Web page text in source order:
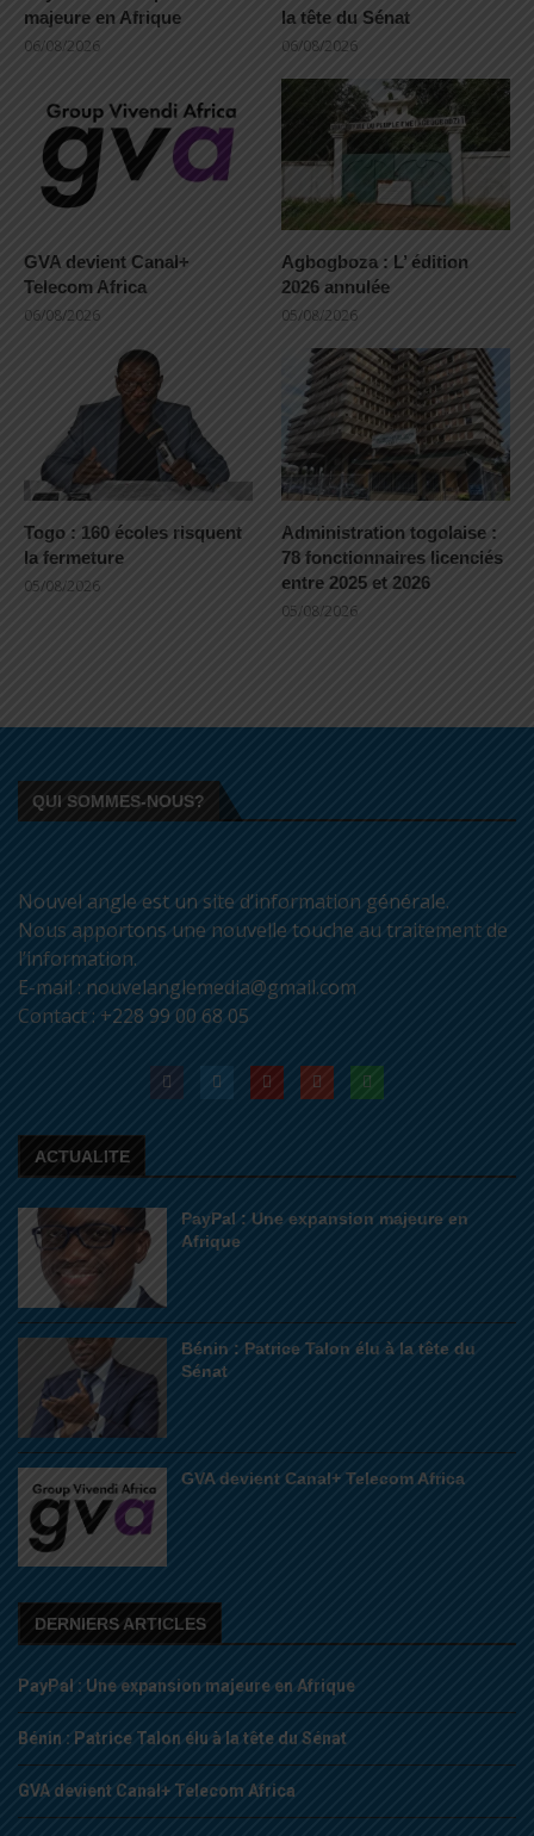
majeure en Afrique
06/08/2026
la tête du Sénat
06/08/2026
GVA devient Canal+
Telecom Africa
06/08/2026
Agbogboza : L’ édition
2026 annulée
05/08/2026
Togo : 160 écoles risquent
la fermeture
05/08/2026
Administration togolaise :
78 fonctionnaires licenciés
entre 2025 et 2026
05/08/2026
QUI SOMMES-NOUS?
Nouvel angle est un site d’information générale.
Nous apportons une nouvelle touche au traitement de
l’information.
E-mail : nouvelanglemedia@gmail.com
Contact : +228 99 00 68 05
ACTUALITE
PayPal : Une expansion majeure en
Afrique
Bénin : Patrice Talon élu à la tête du
Sénat
GVA devient Canal+ Telecom Africa
DERNIERS ARTICLES
PayPal : Une expansion majeure en Afrique
Bénin : Patrice Talon élu à la tête du Sénat
GVA devient Canal+ Telecom Africa